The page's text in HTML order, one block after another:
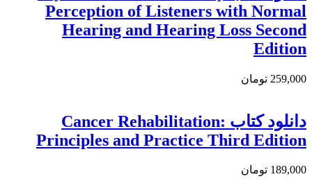
Perception of Listeners with Normal
Hearing and Hearing Loss Second
Edition
259,000 تومان
دانلود كتاب Cancer Rehabilitation:
Principles and Practice Third Edition
189,000 تومان